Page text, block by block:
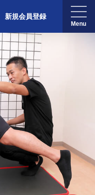
新規会員登録